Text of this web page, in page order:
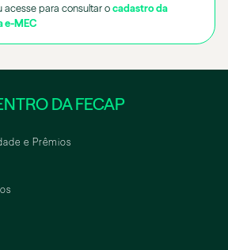
acesse para consultar o cadastro da
e-MEC
DA FECAP
e Prêmios